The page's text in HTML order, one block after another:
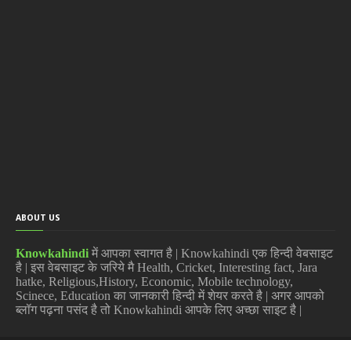
ABOUT US
Knowkahindi में आपका स्वागत है | Knowkahindi एक हिन्दी वेबसाइट
है | इस वेबसाइट के जरिये मै Health, Cricket, Interesting fact, Jara
hatke, Religious,History, Economic, Mobile technology,
Scinece, Education का जानकारी हिन्दी में शेयर करते है | अगर आपको
ब्लॉग पढ़ना पसंद है तो Knowkahindi आपके लिए अच्छा साइट है |